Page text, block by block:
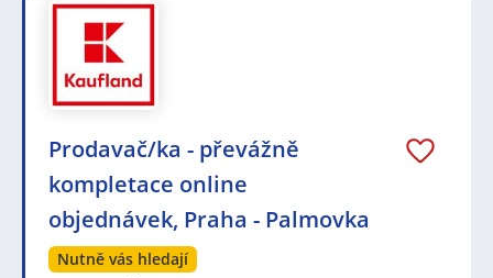
Prodavač/ka - převážně
kompletace online
objednávek, Praha - Palmovka
Nutně vás hledají